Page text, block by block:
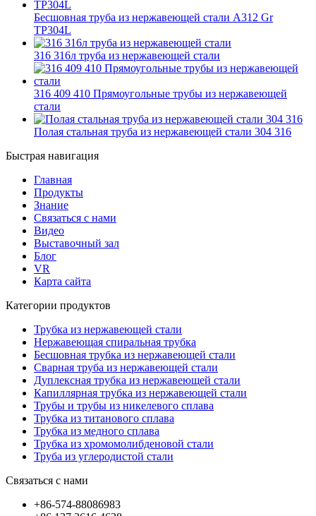
Бесшовная труба из нержавеющей стали A312 Gr
TP304L
316 316л труба из нержавеющей стали
316 409 410 Прямоугольные трубы из нержавеющей
стали
Полая стальная труба из нержавеющей стали 304 316
Быстрая навигация
Главная
Продукты
Знание
Связаться с нами
Видео
Выставочный зал
Блог
VR
Карта сайта
Категории продуктов
Трубка из нержавеющей стали
Нержавеющая спиральная трубка
Бесшовная трубка из нержавеющей стали
Сварная труба из нержавеющей стали
Дуплексная трубка из нержавеющей стали
Капиллярная трубка из нержавеющей стали
Трубы и трубы из никелевого сплава
Трубка из титанового сплава
Трубка из медного сплава
Трубка из хромомолибденовой стали
Труба из углеродистой стали
Связаться с нами
+86-574-88086983